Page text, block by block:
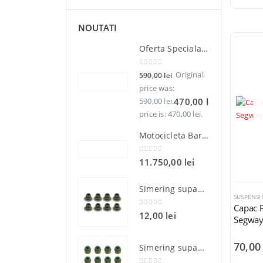
Capac
70,00
NOUTATI
Oferta Speciala - Set Portbagaje Textile ATV Bronco – Față + Spate
0din 5
590,00lei Original
price was:
590,00 lei.470,00 lei
Current
price is: 470,00 lei.
Motocicleta Barton Noxo 125cc Euro 5
0 din 5
11.750,00 lei
Simering supapa Polaris Sportsman Ranger RZR General 570 900 1000 Bronco AT-09812 OEM 3610212
0 din 5
12,00 lei
Simering supapa Can-Am Outlander Renegade Commander Defender Bronco AT-09698 OEM 420230515